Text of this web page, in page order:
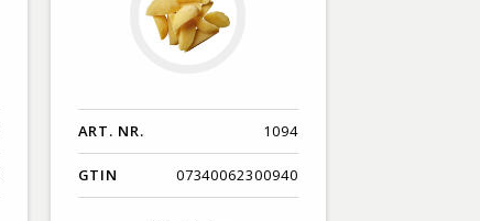
ART. NR. 1094
GTIN 07340062300940